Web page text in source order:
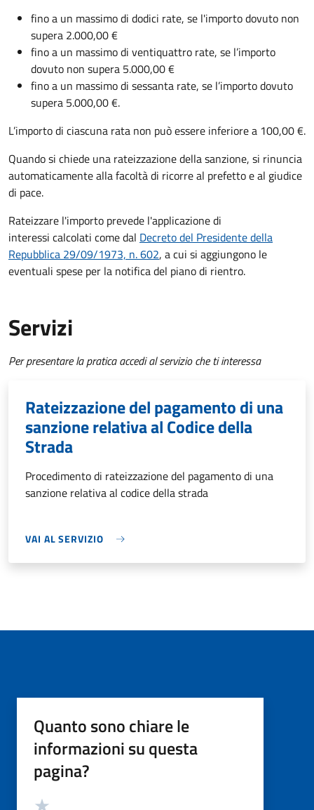
fino a un massimo di dodici rate, se l'importo dovuto non
supera 2.000,00 €
fino a un massimo di ventiquattro rate, se l’importo
dovuto non supera 5.000,00 €
fino a un massimo di sessanta rate, se l’importo dovuto
supera 5.000,00 €.
L’importo di ciascuna rata non può essere inferiore a 100,00 €.
Quando si chiede una rateizzazione della sanzione, si rinuncia
automaticamente alla facoltà di ricorre al prefetto e al giudice
di pace.
Rateizzare l'importo prevede l'applicazione di
interessi calcolati come dal Decreto del Presidente della
Repubblica 29/09/1973, n. 602, a cui si aggiungono le
eventuali spese per la notifica del piano di rientro.
Servizi
Per presentare la pratica accedi al servizio che ti interessa
Rateizzazione del pagamento di una
sanzione relativa al Codice della
Strada
Procedimento di rateizzazione del pagamento di una
sanzione relativa al codice della strada
VAI AL SERVIZIO
Quanto sono chiare le
informazioni su questa
pagina?
Valutazione